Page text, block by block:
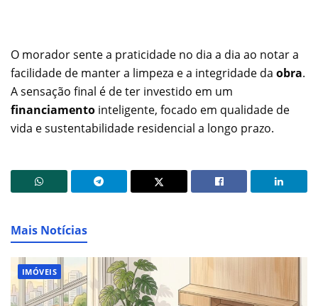
O morador sente a praticidade no dia a dia ao notar a
facilidade de manter a limpeza e a integridade da obra.
A sensação final é de ter investido em um
financiamento inteligente, focado em qualidade de
vida e sustentabilidade residencial a longo prazo.
Mais Notícias
IMÓVEIS